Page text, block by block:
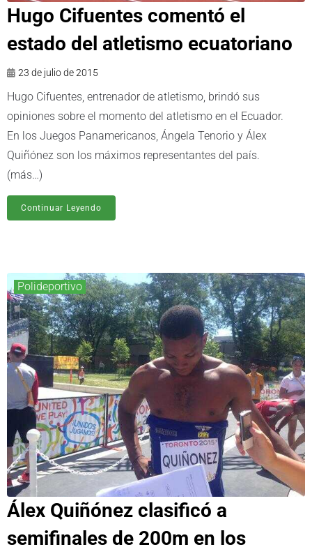
Hugo Cifuentes comentó el
estado del atletismo ecuatoriano
23 de julio de 2015
Hugo Cifuentes, entrenador de atletismo, brindó sus
opiniones sobre el momento del atletismo en el Ecuador.
En los Juegos Panamericanos, Ángela Tenorio y Álex
Quiñónez son los máximos representantes del país.
(más…)
Continuar Leyendo
Polideportivo
Álex Quiñónez clasificó a
semifinales de 200m en los